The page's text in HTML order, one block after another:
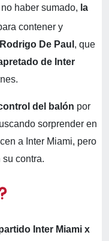
haber sumado, la
contener y
De Paul , que
de Inter
del balón por
sorprender en
a Inter Miami, pero
contra.
Inter Miami x